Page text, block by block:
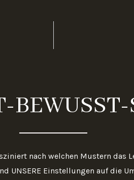
nach welchen Mustern das
UNSERE Einstellungen auf die